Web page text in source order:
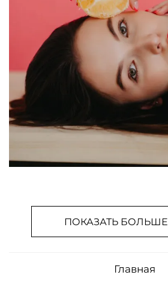
ПОКАЗАТЬ БОЛЬШЕ
Главная